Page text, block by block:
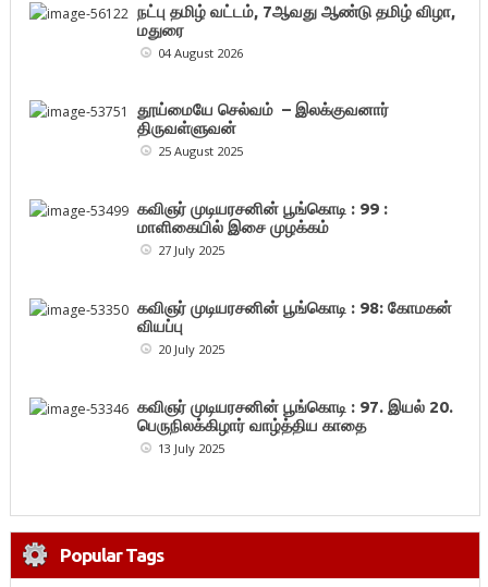
நட்பு தமிழ் வட்டம், 7ஆவது ஆண்டு தமிழ் விழா,
மதுரை
04 August 2026
தூய்மையே செல்வம் – இலக்குவனார்
திருவள்ளுவன்
25 August 2025
கவிஞர் முடியரசனின் பூங்கொடி : 99 :
மாளிகையில் இசை முழக்கம்
27 July 2025
கவிஞர் முடியரசனின் பூங்கொடி : 98: கோமகன்
வியப்பு
20 July 2025
கவிஞர் முடியரசனின் பூங்கொடி : 97. இயல் 20.
பெருநிலக்கிழார் வாழ்த்திய காதை
13 July 2025
Popular Tags